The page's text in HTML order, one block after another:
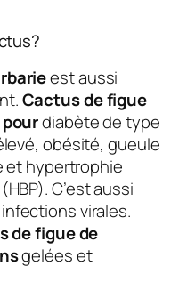
est aussi
Cactus de figue
diabète de type
obésité, gueule
et hypertrophie
C’est aussi
virales.
de figue de
gelées et